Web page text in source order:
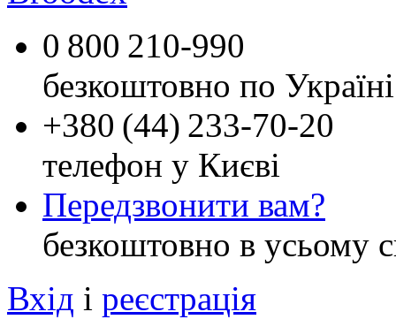
0 800 210-990
безкоштовно по Україні
+380 (44) 233-70-20
телефон у Києві
Передзвонити вам?
безкоштовно в усьому
Вхід і реєстрація